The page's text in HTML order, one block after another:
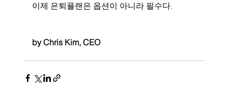
이제 은퇴플랜은 옵션이 아니라 필수다.
by Chris Kim, CEO